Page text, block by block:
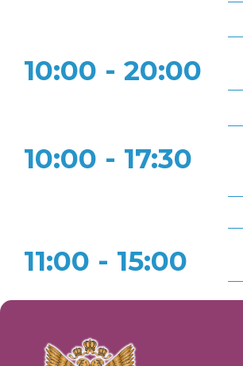
10:00 - 20:00
10:00 - 17:30
11:00 - 15:00